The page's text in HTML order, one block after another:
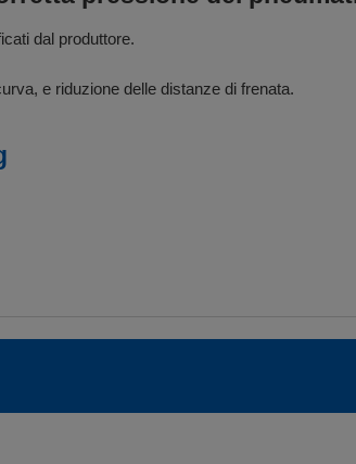
dal produttore.
e riduzione delle distanze di frenata.